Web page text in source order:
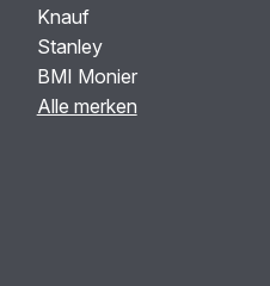
Knauf
Stanley
BMI Monier
Alle merken